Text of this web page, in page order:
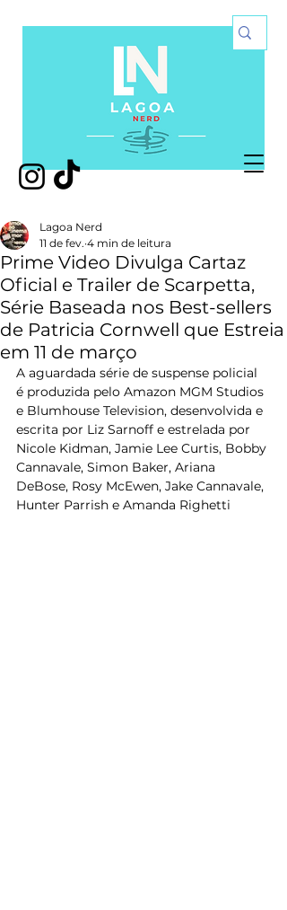
Prime Video Divulga Cartaz
Oficial e Trailer de Scarpetta,
Série Baseada nos Best-sellers
de Patricia Cornwell que Estreia
em 11 de março
Lagoa Nerd
11 de fev. 4 min de leitura
A aguardada série de suspense policial
é produzida pelo Amazon MGM Studios
e Blumhouse Television, desenvolvida e
escrita por Liz Sarnoff e estrelada por
Nicole Kidman, Jamie Lee Curtis, Bobby
Cannavale, Simon Baker, Ariana
DeBose, Rosy McEwen, Jake Cannavale,
Hunter Parrish e Amanda Righetti